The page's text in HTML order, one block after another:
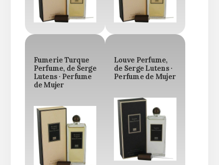
Fumerie Turque
Perfume, de Serge
Lutens · Perfume
de Mujer
Louve Perfume,
de Serge Lutens ·
Perfume de Mujer